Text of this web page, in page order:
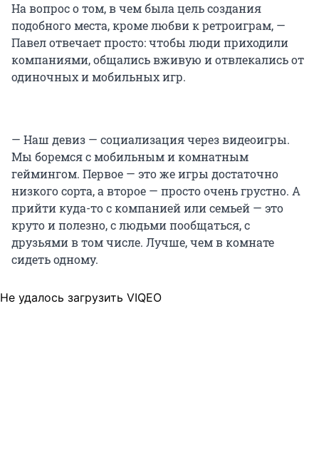
На вопрос о том, в чем была цель создания
подобного места, кроме любви к ретроиграм, —
Павел отвечает просто: чтобы люди приходили
компаниями, общались вживую и отвлекались от
одиночных и мобильных игр.
— Наш девиз — социализация через видеоигры.
Мы боремся с мобильным и комнатным
геймингом. Первое — это же игры достаточно
низкого сорта, а второе — просто очень грустно. А
прийти куда-то с компанией или семьей — это
круто и полезно, с людьми пообщаться, с
друзьями в том числе. Лучше, чем в комнате
сидеть одному.
Не удалось загрузить VIQEO